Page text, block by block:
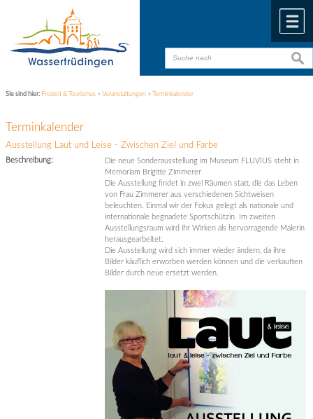
Sie sind hier: Freizeit & Tourismus >Veranstaltungen > Terminkalender
Terminkalender
Ausstellung Laut und Leise - Zwischen Ziel und Farbe
Beschreibung:
Die neue Sonderausstellung im Museum FLUVIUS steht in
Memoriam Brigitte Zimmerer
Die Ausstellung findet in zwei Räumen statt, die das Leben
von Frau Zimmerer aus verschiedenen Sichtweisen
beleuchten. Einmal wir der Fokus gelegt als nationale und
internationale begnadete Sportschützin. Im zweiten
Ausstellungsraum wird ihr Wirken als hervorragende Malerin
herausgearbeitet.
Die Ausstellung wird sich immer wieder ändern, da ihre
Bilder käuflich erworben werden können und die verkauften
Bilder durch neue ersetzt werden.